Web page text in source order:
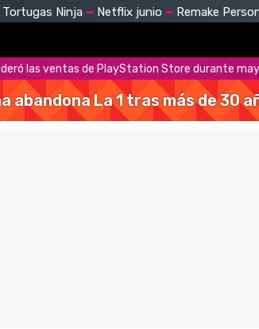
Tortugas Ninja Netflix junio Remake
las ventas de PlayStation Store durante
abandona La 1 tras más de 30